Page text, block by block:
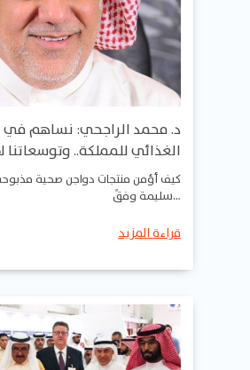
د. محمد الراجحي: نساهم في
الغذائي للمملكة.. وتوسعاتنا
سليمة وفقً…
قراءة المزيد